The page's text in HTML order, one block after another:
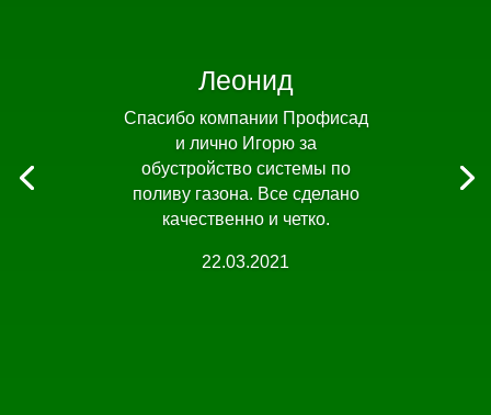
Леонид
Спасибо компании Профисад
и лично Игорю за
обустройство системы по
поливу газона. Все сделано
качественно и четко.
22.03.2021